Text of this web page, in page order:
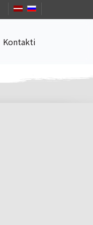
Kontakti